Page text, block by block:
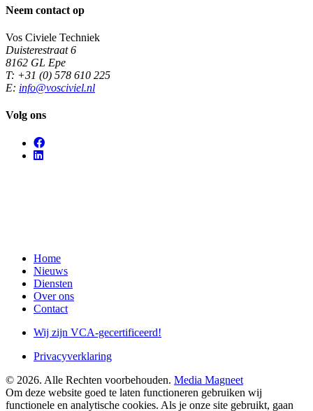
Neem contact op
Vos Civiele Techniek
Duisterestraat 6
8162 GL Epe
T: +31 (0) 578 610 225
E: info@vosciviel.nl
Volg ons
Home
Nieuws
Diensten
Over ons
Contact
Wij zijn VCA-gecertificeerd!
Privacyverklaring
© 2026. Alle Rechten voorbehouden. Media Magneet
Om deze website goed te laten functioneren gebruiken wij
functionele en analytische cookies. Als je onze site gebruikt, gaan